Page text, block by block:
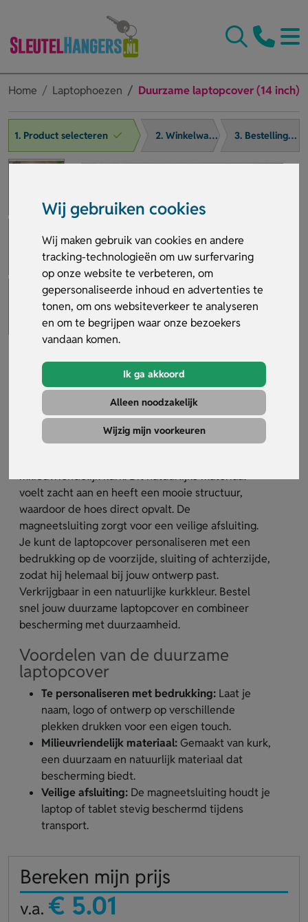
Wij gebruiken cookies
Wij maken gebruik van cookies en andere
tracking-technologieën om uw surfervaring
op onze website te verbeteren, om
gepersonaliseerde inhoud en advertenties te
tonen, om ons websiteverkeer te analyseren
en om te begrijpen waar onze bezoekers
vandaan komen.
Ik ga akkoord
Alleen noodzakelijk
Wijzig mijn voorkeuren
Home Laptophoezen Duurzame laptopcover (14 inch)
1. Product selecteren 2. Winkelwagen 3. Bestelling afronden
Duurzame laptopcover (14 inch)
Artikelnummer: 31487
De duurzame laptopcover biedt bescherming voor
milieuvriendelijk kurk. Dit natuurlijke materiaal
voelt zacht aan en heeft een mooie structuur,
waardoor de hoes direct opvalt. De
magneetsluiting zorgt voor een veilige afsluiting.
Je kunt de laptopcover personaliseren met een
bedrukking op de voorzijde, sluiting of achterzijde,
zodat hij helemaal bij jouw ontwerp past.
Verkrijgbaar in een natuurlijke kurkkleur. Bestel
snel jouw duurzame laptopcover en combineer
bescherming met duurzaamheid.
Voordelen van de duurzame
laptopcover
Te personaliseren met bedrukking: Laat je
naam, logo of ontwerp op verschillende
plekken drukken voor een eigen touch.
Milieuvriendelijk materiaal:Gemaakt van kurk,
een duurzaam en natuurlijk materiaal dat
bescherming biedt.
Veilige afsluiting: De magneetsluiting houdt je
laptop of tablet stevig beschermd tijdens
transport.
Bereken mijn prijs
v.a. € 5.01